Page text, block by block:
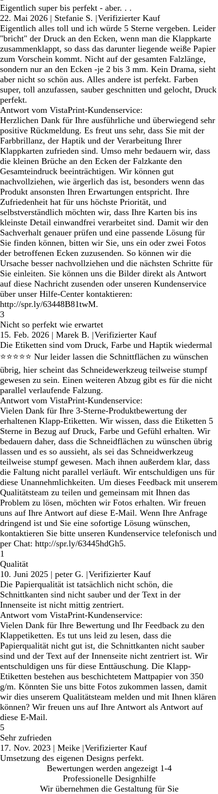
Eigentlich super bis perfekt - aber. . .
22. Mai 2026 | Stefanie S. |Verifizierter Kauf
Eigentlich alles toll und ich würde 5 Sterne vergeben. Leider
"bricht" der Druck an den Ecken, wenn man die Klappkarte
zusammenklappt, so dass das darunter liegende weiße Papier
zum Vorschein kommt. Nicht auf der gesamten Falzlänge,
sondern nur an den Ecken -je 2 bis 3 mm. Kein Drama, sieht
aber nicht so schön aus. Alles andere ist perfekt. Farben
super, toll anzufassen, sauber geschnitten und gelocht, Druck
perfekt.
Antwort vom VistaPrint-Kundenservice:
Herzlichen Dank für Ihre ausführliche und überwiegend sehr
positive Rückmeldung. Es freut uns sehr, dass Sie mit der
Farbbrillanz, der Haptik und der Verarbeitung Ihrer
Klappkarten zufrieden sind. Umso mehr bedauern wir, dass
die kleinen Brüche an den Ecken der Falzkante den
Gesamteindruck beeinträchtigen. Wir können gut
nachvollziehen, wie ärgerlich das ist, besonders wenn das
Produkt ansonsten Ihren Erwartungen entspricht. Ihre
Zufriedenheit hat für uns höchste Priorität, und
selbstverständlich möchten wir, dass Ihre Karten bis ins
kleinste Detail einwandfrei verarbeitet sind. Damit wir den
Sachverhalt genauer prüfen und eine passende Lösung für
Sie finden können, bitten wir Sie, uns ein oder zwei Fotos
der betroffenen Ecken zuzusenden. So können wir die
Ursache besser nachvollziehen und die nächsten Schritte für
Sie einleiten. Sie können uns die Bilder direkt als Antwort
auf diese Nachricht zusenden oder unseren Kundenservice
über unser Hilfe-Center kontaktieren:
http://spr.ly/63448B81twM.
3
Nicht so perfekt wie erwartet
15. Feb. 2026 | Marek B. |Verifizierter Kauf
Die Etiketten sind vom Druck, Farbe und Haptik wiedermal
⭐️⭐️⭐️⭐️⭐️ Nur leider lassen die Schnittflächen zu wünschen
übrig, hier scheint das Schneidewerkzeug teilweise stumpf
gewesen zu sein. Einen weiteren Abzug gibt es für die nicht
parallel verlaufende Falzung.
Antwort vom VistaPrint-Kundenservice:
Vielen Dank für Ihre 3-Sterne-Produktbewertung der
erhaltenen Klapp-Etiketten. Wir wissen, dass die Etiketten 5
Sterne in Bezug auf Druck, Farbe und Gefühl erhalten. Wir
bedauern daher, dass die Schneidflächen zu wünschen übrig
lassen und es so aussieht, als sei das Schneidwerkzeug
teilweise stumpf gewesen. Mach ihnen außerdem klar, dass
die Faltung nicht parallel verläuft. Wir entschuldigen uns für
diese Unannehmlichkeiten. Um dieses Feedback mit unserem
Qualitätsteam zu teilen und gemeinsam mit Ihnen das
Problem zu lösen, möchten wir Fotos erhalten. Wir freuen
uns auf Ihre Antwort auf diese E-Mail. Wenn Ihre Anfrage
dringend ist und Sie eine sofortige Lösung wünschen,
kontaktieren Sie bitte unseren Kundenservice telefonisch und
per Chat: http://spr.ly/63445hdGh5.
1
Qualität
10. Juni 2025 | peter G. |Verifizierter Kauf
Die Papierqualität ist tatsächlich nicht schön, die
Schnittkanten sind nicht sauber und der Text in der
Innenseite ist nicht mittig zentriert.
Antwort vom VistaPrint-Kundenservice:
Vielen Dank für Ihre Bewertung und Ihr Feedback zu den
Klappetiketten. Es tut uns leid zu lesen, dass die
Papierqualität nicht gut ist, die Schnittkanten nicht sauber
sind und der Text auf der Innenseite nicht zentriert ist. Wir
entschuldigen uns für diese Enttäuschung. Die Klapp-
Etiketten bestehen aus beschichtetem Mattpapier von 350
g/m. Könnten Sie uns bitte Fotos zukommen lassen, damit
wir dies unserem Qualitätsteam melden und mit Ihnen klären
können? Wir freuen uns auf Ihre Antwort als Antwort auf
diese E-Mail.
5
Sehr zufrieden
17. Nov. 2023 | Meike |Verifizierter Kauf
Umsetzung des eigenen Designs perfekt.
Bewertungen werden angezeigt 1-4
Professionelle Designhilfe
Wir übernehmen die Gestaltung für Sie